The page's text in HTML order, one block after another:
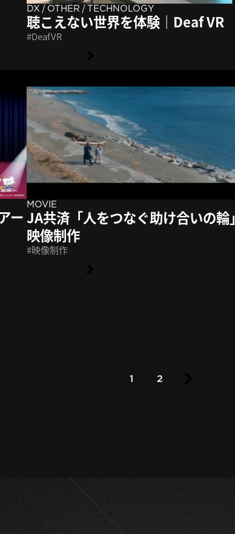
DX/OTHER/TECHNOLOGY
聴こえない世界を体験｜Deaf VR
DeafVR
ー
MOVIE
JA共済「人をつなぐ助け合いの輪」
映像制作
映像制作
1 2